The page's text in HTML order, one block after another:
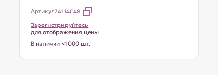
Артикул74114048
Зарегистрируйтесь
для отображения цены
В наличии <1000 шт.